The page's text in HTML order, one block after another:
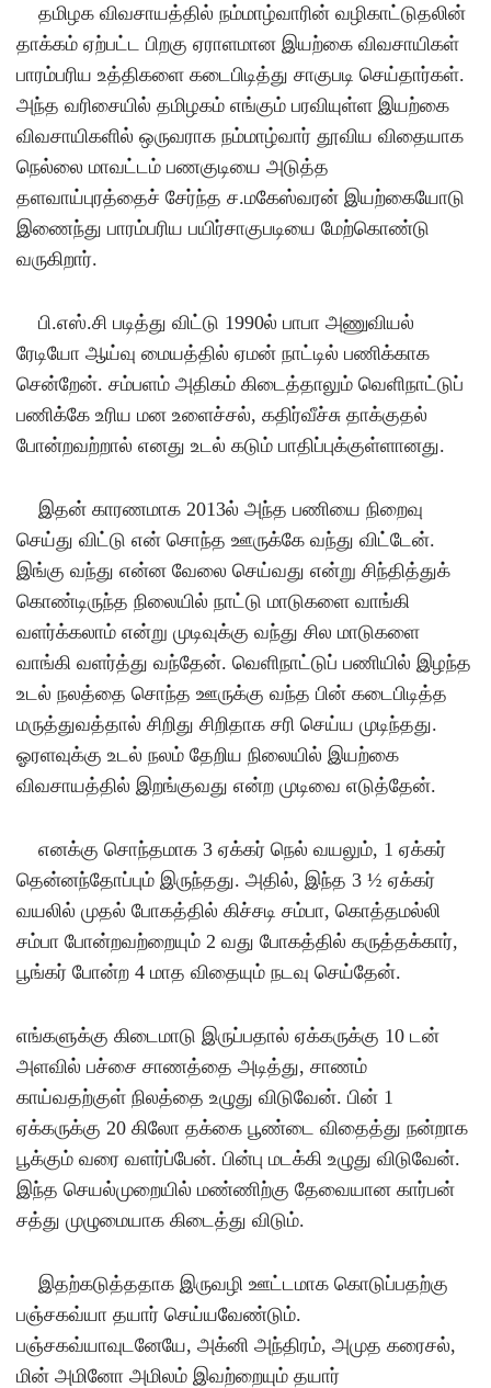
தமிழக விவசாயத்தில் நம்மாழ்வாரின் வழிகாட்டுதலின்
தாக்கம் ஏற்பட்ட பிறகு ஏராளமான இயற்கை விவசாயிகள்
பாரம்பரிய உத்திகளை கடைபிடித்து சாகுபடி செய்தார்கள்.
அந்த வரிசையில் தமிழகம் எங்கும் பரவியுள்ள இயற்கை
விவசாயிகளில் ஒருவராக நம்மாழ்வார் தூவிய விதையாக
நெல்லை மாவட்டம் பணகுடியை அடுத்த
தளவாய்புரத்தைச் சேர்ந்த ச.மகேஸ்வரன் இயற்கையோடு
இணைந்து பாரம்பரிய பயிர்சாகுபடியை மேற்கொண்டு
வருகிறார்.
பி.எஸ்.சி படித்து விட்டு 1990ல் பாபா அணுவியல்
ரேடியோ ஆய்வு மையத்தில் ஏமன் நாட்டில் பணிக்காக
சென்றேன். சம்பளம் அதிகம் கிடைத்தாலும் வெளிநாட்டுப்
பணிக்கே உரிய மன உளைச்சல், கதிர்வீச்சு தாக்குதல்
போன்றவற்றால் எனது உடல் கடும் பாதிப்புக்குள்ளானது.
இதன் காரணமாக 2013ல் அந்த பணியை நிறைவு
செய்து விட்டு என் சொந்த ஊருக்கே வந்து விட்டேன்.
இங்கு வந்து என்ன வேலை செய்வது என்று சிந்தித்துக்
கொண்டிருந்த நிலையில் நாட்டு மாடுகளை வாங்கி
வளர்க்கலாம் என்று முடிவுக்கு வந்து சில மாடுகளை
வாங்கி வளர்த்து வந்தேன். வெளிநாட்டுப் பணியில் இழந்த
உடல் நலத்தை சொந்த ஊருக்கு வந்த பின் கடைபிடித்த
மருத்துவத்தால் சிறிது சிறிதாக சரி செய்ய முடிந்தது.
ஓரளவுக்கு உடல் நலம் தேறிய நிலையில் இயற்கை
விவசாயத்தில் இறங்குவது என்ற முடிவை எடுத்தேன்.
எனக்கு சொந்தமாக 3 ஏக்கர் நெல் வயலும், 1 ஏக்கர்
தென்னந்தோப்பும் இருந்தது. அதில், இந்த 3 ½ ஏக்கர்
வயலில் முதல் போகத்தில் கிச்சடி சம்பா, கொத்தமல்லி
சம்பா போன்றவற்றையும் 2 வது போகத்தில் கருத்தக்கார்,
பூங்கர் போன்ற 4 மாத விதையும் நடவு செய்தேன்.
எங்களுக்கு கிடைமாடு இருப்பதால் ஏக்கருக்கு 10 டன்
அளவில் பச்சை சாணத்தை அடித்து, சாணம்
காய்வதற்குள் நிலத்தை உழுது விடுவேன். பின் 1
ஏக்கருக்கு 20 கிலோ தக்கை பூண்டை விதைத்து நன்றாக
பூக்கும் வரை வளர்ப்பேன். பின்பு மடக்கி உழுது விடுவேன்.
இந்த செயல்முறையில் மண்ணிற்கு தேவையான கார்பன்
சத்து முழுமையாக கிடைத்து விடும்.
இதற்கடுத்ததாக இருவழி ஊட்டமாக கொடுப்பதற்கு
பஞ்சகவ்யா தயார் செய்யவேண்டும்.
பஞ்சகவ்யாவுடனேயே, அக்னி அந்திரம், அமுத கரைசல்,
மின் அமினோ அமிலம் இவற்றையும் தயார்